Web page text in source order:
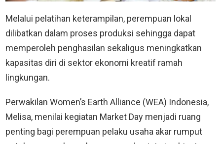
Melalui pelatihan keterampilan, perempuan lokal
dilibatkan dalam proses produksi sehingga dapat
memperoleh penghasilan sekaligus meningkatkan
kapasitas diri di sektor ekonomi kreatif ramah
lingkungan.
Perwakilan Women’s Earth Alliance (WEA) Indonesia,
Melisa, menilai kegiatan Market Day menjadi ruang
penting bagi perempuan pelaku usaha akar rumput